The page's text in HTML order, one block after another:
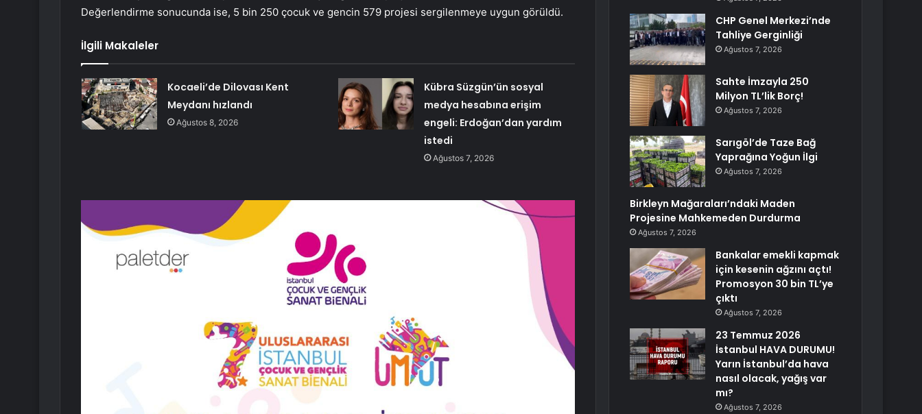
Değerlendirme sonucunda ise, 5 bin 250 çocuk ve gencin 579 projesi sergilenmeye uygun görüldü.
İlgili Makaleler
Kocaeli’de Dilovası Kent
Meydanı hızlandı
Ağustos 8, 2026
Kübra Süzgün’ün sosyal
medya hesabına erişim
engeli: Erdoğan’dan yardım
istedi
Ağustos 7, 2026
CHP Genel Merkezi’nde
Tahliye Gerginliği
Ağustos 7, 2026
Sahte İmzayla 250
Milyon TL’lik Borç!
Ağustos 7, 2026
Sarıgöl’de Taze Bağ
Yaprağına Yoğun İlgi
Ağustos 7, 2026
Birkleyn Mağaraları’ndaki Maden
Projesine Mahkemeden Durdurma
Ağustos 7, 2026
Bankalar emekli kapmak
için kesenin ağzını açtı!
Promosyon 30 bin TL’ye
çıktı
Ağustos 7, 2026
23 Temmuz 2026
İstanbul HAVA DURUMU!
Yarın İstanbul’da hava
nasıl olacak, yağış var
mı?
Ağustos 7, 2026